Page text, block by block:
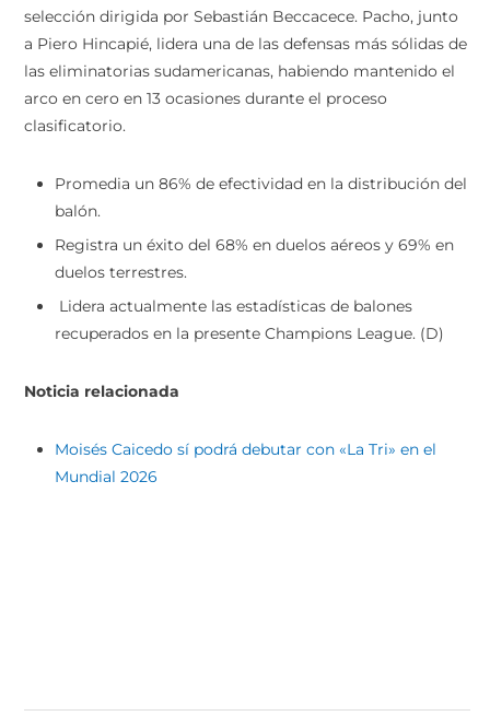
selección dirigida por Sebastián Beccacece. Pacho, junto
a Piero Hincapié, lidera una de las defensas más sólidas de
las eliminatorias sudamericanas, habiendo mantenido el
arco en cero en 13 ocasiones durante el proceso
clasificatorio.
Promedia un 86% de efectividad en la distribución del
balón.
Registra un éxito del 68% en duelos aéreos y 69% en
duelos terrestres.
Lidera actualmente las estadísticas de balones
recuperados en la presente Champions League. (D)
Noticia relacionada
Moisés Caicedo sí podrá debutar con «La Tri» en el
Mundial 2026